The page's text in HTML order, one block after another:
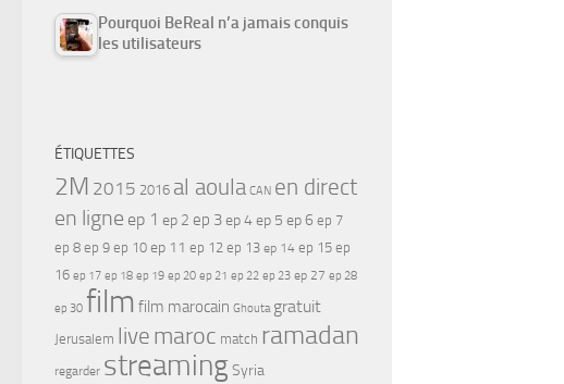
Pourquoi BeReal n’a jamais conquis
les utilisateurs
ÉTIQUETTES
2M 2015 2016 al aoula CAN en direct
en ligne ep 1 ep 2 ep 3ep 4ep 5 ep 6 ep 7
ep 8 ep 9 ep 10 ep 11 ep 12 ep 13 ep 14 ep 15 ep
16 ep 17 ep 18 ep 19 ep 20 ep 21 ep 22 ep 23 ep 27 ep 28
ep 30 film film marocain Ghouta gratuit
Jerusalem live maroc match ramadan
regarder streamingSyria